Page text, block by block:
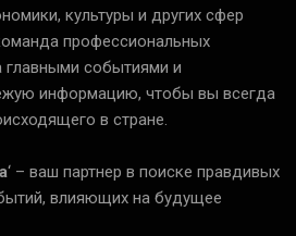
культуры и других сфер
профессиональных
главными событиями и
информацию, чтобы вы всегда
в стране.
‘ – ваш партнер в поиске правдивых
влияющих на будущее